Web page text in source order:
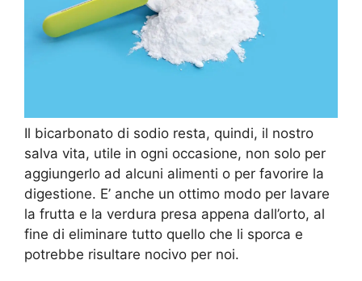
Il bicarbonato di sodio resta, quindi, il nostro
salva vita, utile in ogni occasione, non solo per
aggiungerlo ad alcuni alimenti o per favorire la
digestione. E’ anche un ottimo modo per lavare
la frutta e la verdura presa appena dall’orto, al
fine di eliminare tutto quello che li sporca e
potrebbe risultare nocivo per noi.